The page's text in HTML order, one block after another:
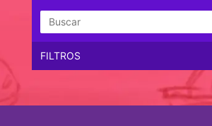
FILTROS
Centro Comercial Metrópolis local: